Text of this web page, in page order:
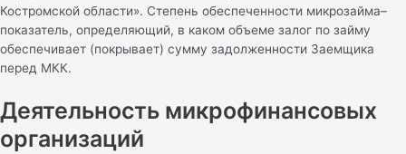
Костромской области». Степень обеспеченности микрозайма–
показатель, определяющий, в каком объеме залог по займу
обеспечивает (покрывает) сумму задолженности Заемщика
перед МКК.
Деятельность микрофинансовых
организаций